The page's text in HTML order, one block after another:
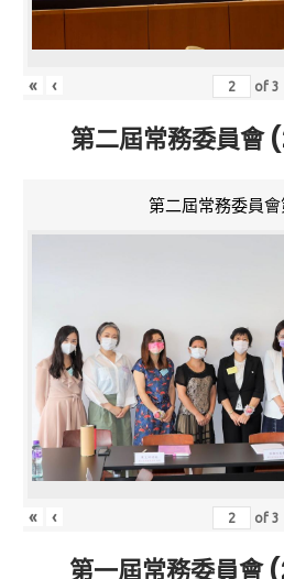
« ‹ of3
第二屆常務委員
第二屆常務委員
« ‹ of3
第一屆常務委員